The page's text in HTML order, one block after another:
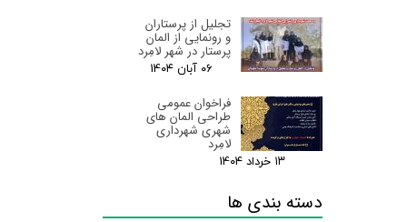
تجلیل از پرستاران
و رونمایی از المان
پرستار در شهر لامِرد
۰۶ آبان ۰۴
فراخوان عمومی
طراحی المان های
شهری شهرداری
لامِرد
۱۳ خرداد ۰۴
دسته بندی ها